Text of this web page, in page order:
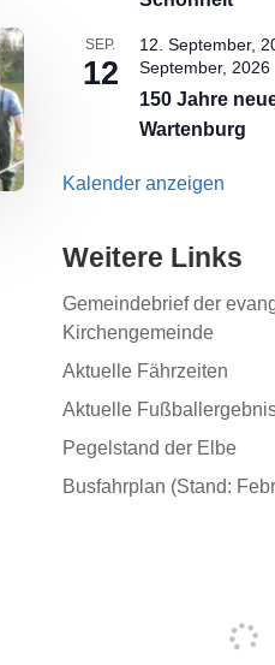
SEP.
12
12. September,
September, 2026
150 Jahre
Wartenburg
Kalender anzeigen
Weitere Links
Gemeindebrief der
Kirchengemeinde
Aktuelle Fährzeiten
Aktuelle
Pegelstand der Elbe
Busfahrplan (Stand: